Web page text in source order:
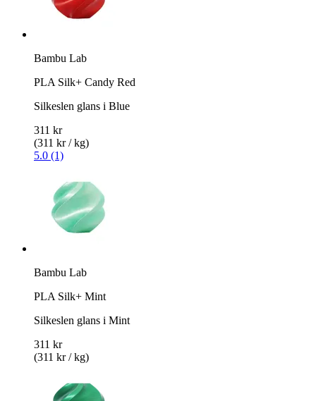
Bambu Lab
PLA Silk+ Candy Red
Silkeslen glans i Blue
311 kr
(311 kr / kg)
5.0 (1)
Bambu Lab
PLA Silk+ Mint
Silkeslen glans i Mint
311 kr
(311 kr / kg)